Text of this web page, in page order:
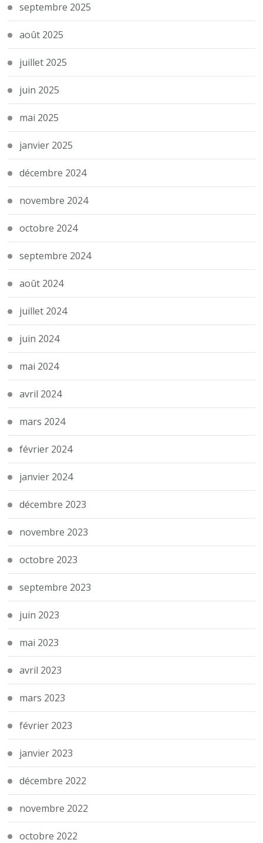
septembre 2025
août 2025
juillet 2025
juin 2025
mai 2025
janvier 2025
décembre 2024
novembre 2024
octobre 2024
septembre 2024
août 2024
juillet 2024
juin 2024
mai 2024
avril 2024
mars 2024
février 2024
janvier 2024
décembre 2023
novembre 2023
octobre 2023
septembre 2023
juin 2023
mai 2023
avril 2023
mars 2023
février 2023
janvier 2023
décembre 2022
novembre 2022
octobre 2022